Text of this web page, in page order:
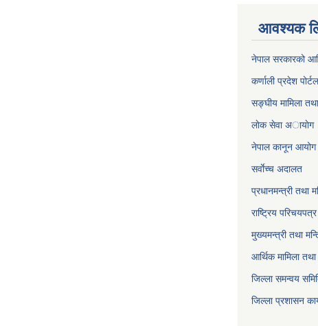
आवश्यक
नेपाल सरकारको
कर्णाली प्रदेश पोर्टल
सङ्घीय मामिला
लाेक सेवा अायाेग
नेपाल कानून आयोग
सर्वाेच्च अदालत
प्रधानमन्त्री तथा
राष्ट्रिय
मुख्यमन्त्री तथा
आर्थिक मामिला
जिल्ला समन्वय
जिल्ला प्रशासन